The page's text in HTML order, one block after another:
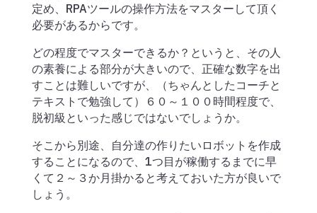
定め、RPAツールの操作方法をマスターして頂く
必要があるからです。
どの程度でマスターできるか？というと、その人
の素養による部分が大きいので、正確な数字を出
すことは難しいですが、（ちゃんとしたコーチと
テキストで勉強して）６０～１００時間程度で、
脱初級といった感じではないでしょうか。
そこから別途、自分達の作りたいロボットを作成
することになるので、1つ目が稼働するまでに早
くて２～３か月掛かると考えておいた方が良いで
しょう。